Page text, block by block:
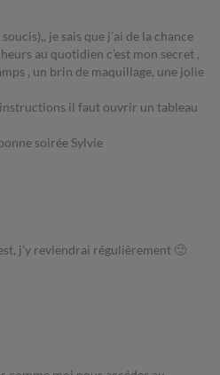
je sais que j’ai de la chance
au quotidien c’est mon secret ,
, un brin de maquillage, une jolie
instructions il faut ouvrir un tableau
soirée Sylvie
j’y reviendrai régulièrement 🙂